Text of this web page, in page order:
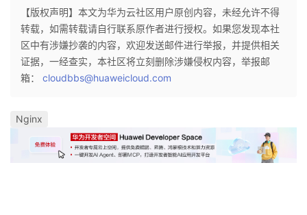
【版权声明】本文为华为云社区用户原创内容，未经允许不得
转载，如需转载请自行联系原作者进行授权。如果您发现本社
区中有涉嫌抄袭的内容，欢迎发送邮件进行举报，并提供相关
证据，一经查实，本社区将立刻删除涉嫌侵权内容，举报邮
箱： cloudbbs@huaweicloud.com
Nginx